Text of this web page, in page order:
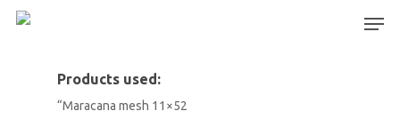
Hit enter to search or ESC to close
Products used:
“Maracana mesh 11×52